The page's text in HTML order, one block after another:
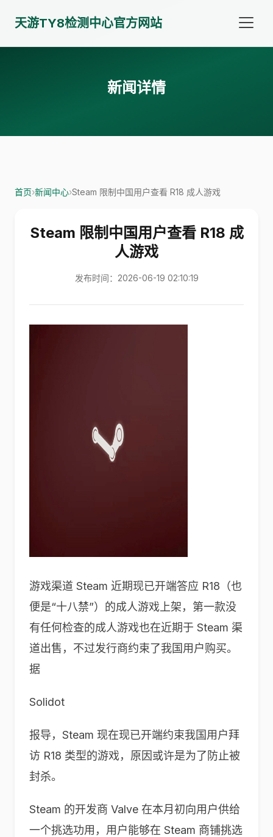
天游TY8检测中心官方网站
新闻详情
首页›新闻中心›Steam 限制中国用户查看 R18 成人游戏
Steam 限制中国用户查看 R18 成
人游戏
发布时间：2026-06-19 02:10:19
游戏渠道 Steam 近期现已开端答应 R18（也
便是“十八禁”）的成人游戏上架，第一款没
有任何检查的成人游戏也在近期于 Steam 渠
道出售，不过发行商约束了我国用户购买。
据
Solidot
报导，Steam 现在现已开端约束我国用户拜
访 R18 类型的游戏，原因或许是为了防止被
封杀。
Steam 的开发商 Valve 在本月初向用户供给
一个挑选功用，用户能够在 Steam 商铺挑选